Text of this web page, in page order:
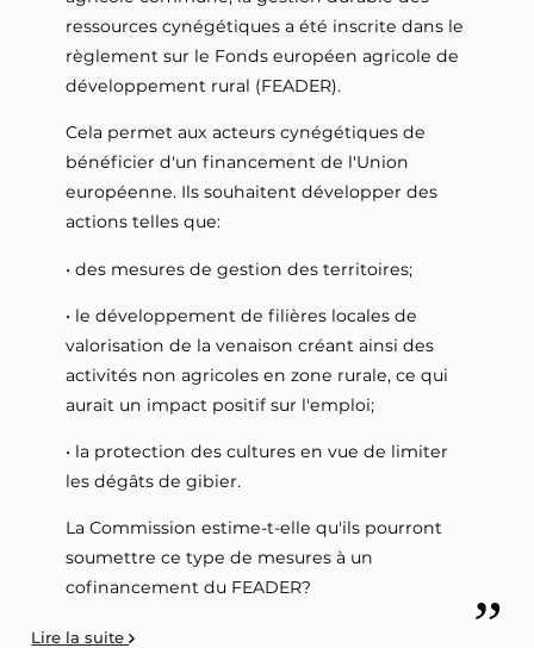
ressources cynégétiques a été inscrite dans le
règlement sur le Fonds européen agricole de
développement rural (FEADER).
Cela permet aux acteurs cynégétiques de
bénéficier d'un financement de l'Union
européenne. Ils souhaitent développer des
actions telles que:
• des mesures de gestion des territoires;
• le développement de filières locales de
valorisation de la venaison créant ainsi des
activités non agricoles en zone rurale, ce qui
aurait un impact positif sur l'emploi;
• la protection des cultures en vue de limiter
les dégâts de gibier.
La Commission estime-t-elle qu'ils pourront
soumettre ce type de mesures à un
cofinancement du FEADER?
Lire la suite